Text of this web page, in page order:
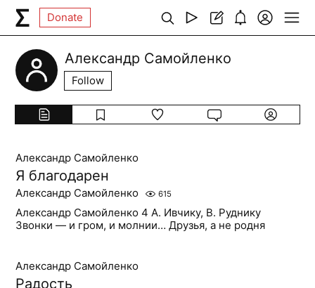
Donate
Александр Самойленко
Follow
Александр Самойленко
Я благодарен
Александр Самойленко 615
Александр Самойленко 4 А. Ивчику, В. Руднику
Звонки — и гром, и молнии… Друзья, а не родня
Александр Самойленко
Радость